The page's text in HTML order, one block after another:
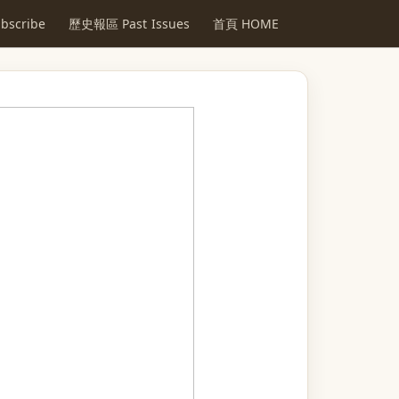
歷史報區 Past Issues 首頁 HOME